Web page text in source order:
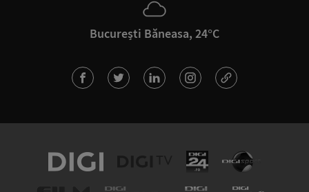
București Băneasa, 24°C